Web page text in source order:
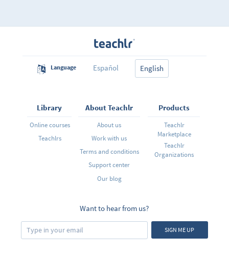
Language Español English
Library
Online courses
Teachlrs
About Teachlr
About us
Work with us
Terms and conditions
Support center
Our blog
Products
Teachlr
Marketplace
Teachlr
Organizations
Want to hear from us?
SIGN ME UP